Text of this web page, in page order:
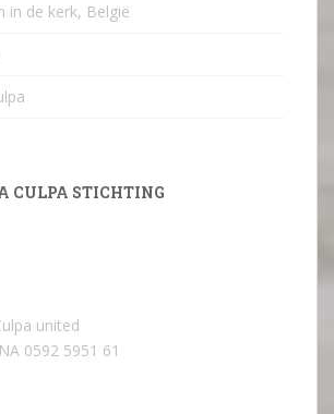
in de kerk, België
CULPA STICHTING
united
0592 5951 61